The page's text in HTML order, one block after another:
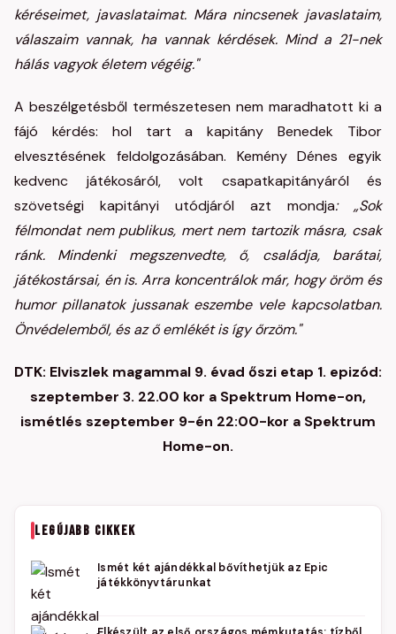
kéréseimet, javaslataimat. Mára nincsenek javaslataim,
válaszaim vannak, ha vannak kérdések. Mind a 21-nek
hálás vagyok életem végéig."
A beszélgetésből természetesen nem maradhatott ki a
fájó kérdés: hol tart a kapitány Benedek Tibor
elvesztésének feldolgozásában. Kemény Dénes egyik
kedvenc játékosáról, volt csapatkapitányáról és
szövetségi kapitányi utódjáról azt mondja: „Sok
félmondat nem publikus, mert nem tartozik másra, csak
ránk. Mindenki megszenvedte, ő, családja, barátai,
játékostársai, én is. Arra koncentrálok már, hogy öröm és
humor pillanatok jussanak eszembe vele kapcsolatban.
Önvédelemből, és az ő emlékét is így őrzöm."
DTK: Elviszlek magammal 9. évad őszi etap 1. epizód:
szeptember 3. 22.00 kor a Spektrum Home-on,
ismétlés szeptember 9-én 22:00-kor a Spektrum
Home-on.
LEGÚJABB CIKKEK
Ismét két ajándékkal bővíthetjük az Epic
játékkönyvtárunkat